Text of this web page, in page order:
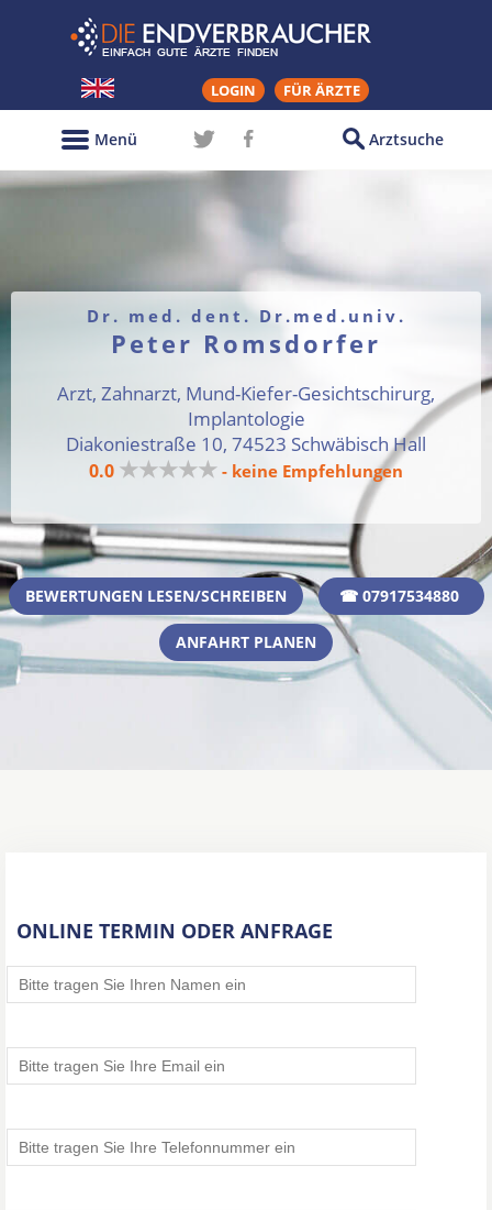
LOGIN FÜR ÄRZTE
Arztsuche
Menü
Dr. med. dent. Dr.med.univ.
Peter Romsdorfer
Arzt, Zahnarzt, Mund-Kiefer-Gesichtschirurg,
Implantologie
Diakoniestraße 10, 74523 Schwäbisch Hall
0.0 ★★★★★ - keine Empfehlungen
BEWERTUNGEN LESEN/SCHREIBEN ☎ 07917534880
ANFAHRT PLANEN
ONLINE TERMIN ODER ANFRAGE